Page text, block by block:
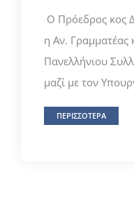
Ο Πρόεδρος κος
η Αν. Γραμματέας
Πανελλήνιου
μαζί με τον
ΠΕΡΙΣΣΟΤΕΡΑ